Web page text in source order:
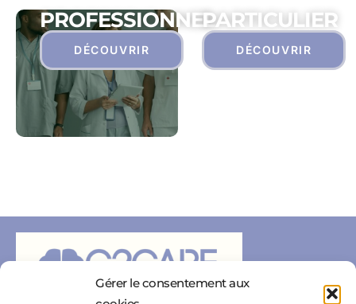
Gérer le consentement aux
PROFESSIONNEL
DÉCOUVRIR
PARTICULIER
DÉCOUVRIR